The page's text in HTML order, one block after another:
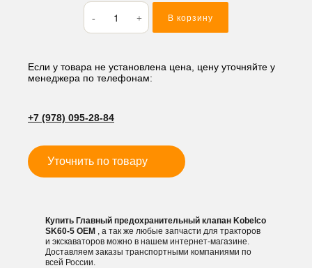
Количество
товара
Главный
клапан
Kobelco
В корзину
Если у товара не установлена цена, цену уточняйте у
менеджера по телефонам:
+7 (978) 095-28-84
Уточнить по товару
Купить Главный предохранительный клапан Kobelco
SK60-5 OEM , а так же любые запчасти для тракторов
и экскаваторов можно в нашем интернет-магазине.
Доставляем заказы транспортными компаниями по
всей России.